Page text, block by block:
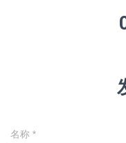
名称 *